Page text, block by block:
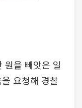
원을 빼앗은 일
요청해 경찰